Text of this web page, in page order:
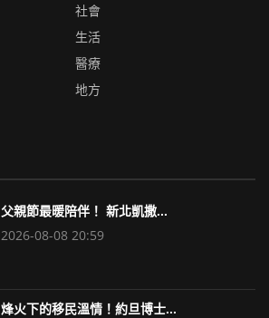
社會
生活
醫療
地方
父親節最暖陪伴！ 新北凱撒...
2026-08-08 20:59
烽火下的移民溫情！約旦博士...